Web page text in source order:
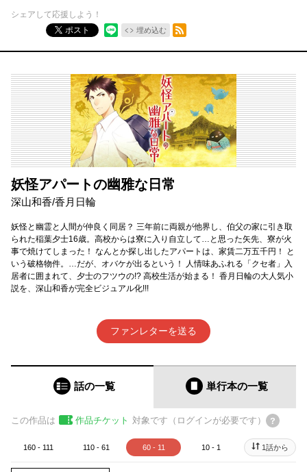
シェアして応援しよう！
ポスト
埋め込む
RSSフィード
妖怪アパートの幽雅な日常
深山和香/香月日輪
妖怪と幽霊と人間が仲良く同居？ 三年前に両親が他界し、伯父の家に引き取
られた稲葉夕士16歳。高校からは寮に入り自立して…と思った矢先、寮が火
事で焼けてしまった！ なんとか探し出したアパートは、家賃二万五千円！ と
いう破格物件。…だが、オバケが出るという！ 人情味あふれる「クセ者」入
居者に囲まれて、夕士のフツウの!? 高校生活が始まる！ 香月日輪の大人気小
説を、深山和香が完全ビジュアル化!!!
ファンレターを送る
話の一覧 単行本の一覧
この作品は 作品チケット 対象です（ログインが必要です）
160 - 111 110 - 61 60 - 11 10 - 1 1話から